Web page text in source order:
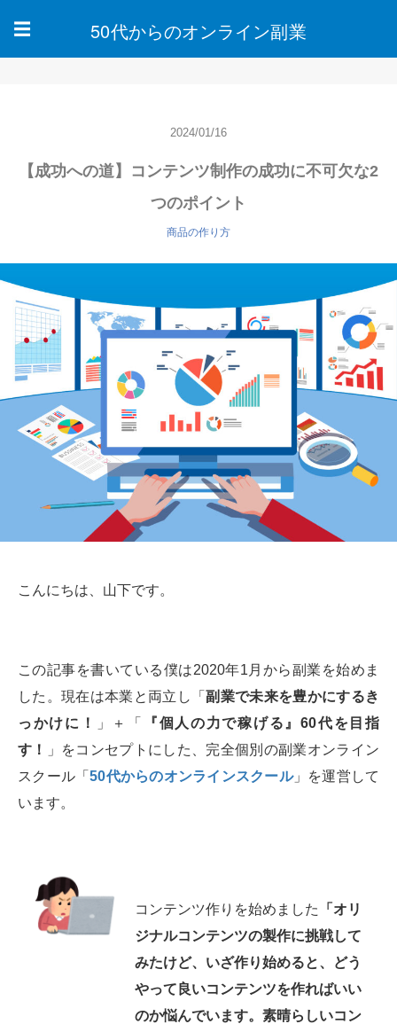
☰ 50代からのオンライン副業
2024/01/16
【成功への道】コンテンツ制作の成功に不可欠な2
つのポイント
商品の作り方
こんにちは、山下です。
この記事を書いている僕は2020年1月から副業を始めま
した。現在は本業と両立し「副業で未来を豊かにするき
っかけに！
」＋「
『個人の力で稼げる』60代を目指
す！
」をコンセプトにした、完全個別の副業オンライン
スクール「50代からのオンラインスクール」を運営して
います。
コンテンツ作りを始めました
「オリ
ジナルコンテンツの製作に挑戦して
みたけど、いざ作り始めると、どう
やって良いコンテンツを作ればいい
のか悩んでいます。素晴らしいコン